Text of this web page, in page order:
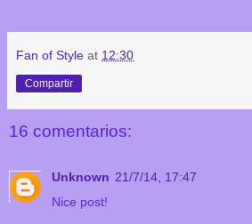
Fan of Style at 12:30
Compartir
16 comentarios:
Unknown 21/7/14, 17:47
Nice post!